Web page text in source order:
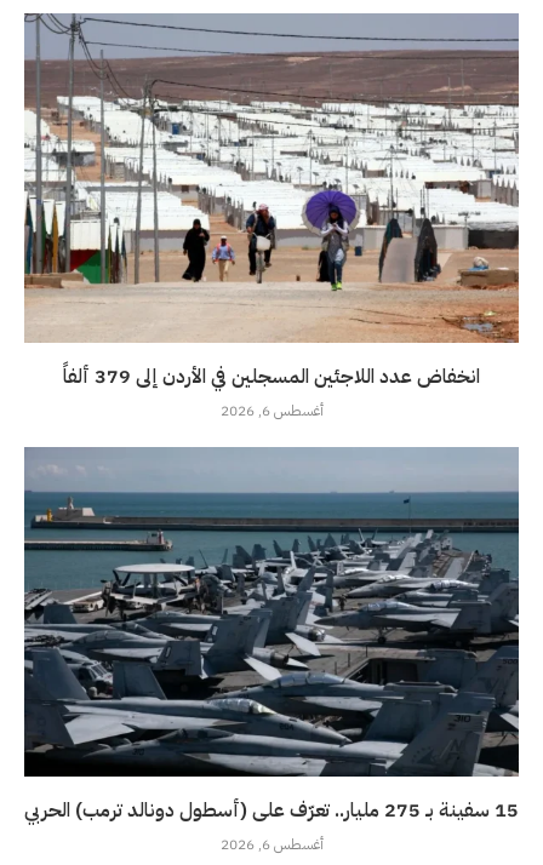
انخفاض عدد اللاجئين المسجلين في الأردن إلى 379 ألفاً
أغسطس 6, 2026
15 سفينة بـ 275 مليار.. تعرّف على (أسطول دونالد ترمب) الحربي
أغسطس 6, 2026